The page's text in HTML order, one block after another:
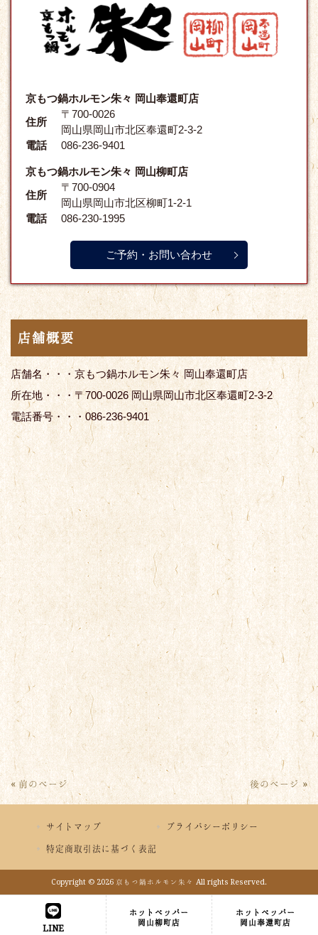
京もつ鍋ホルモン朱々 岡山奉還町店
住所
〒700-0026
岡山県岡山市北区奉還町2-3-2
電話
086-236-9401
京もつ鍋ホルモン朱々 岡山柳町店
住所
〒700-0904
岡山県岡山市北区柳町1-2-1
電話
086-230-1995
ご予約・お問い合わせ
店舗概要
店舗名・・・京もつ鍋ホルモン朱々 岡山奉還町店
所在地・・・〒700-0026 岡山県岡山市北区奉還町2-3-2
電話番号・・・086-236-9401
« 前のページ 後のページ »
サイトマップ プライバシーポリシー
特定商取引法に基づく表記
Copyright © 2026 京もつ鍋ホルモン朱々 All rights Reserved.
LINE
ホットペッパー
岡山柳町店
ホットペッパー
岡山奉還町店